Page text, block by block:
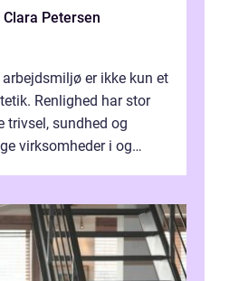
Clara Petersen
er ikke kun et
Renlighed har stor
trivsel, sundhed og
virksomheder i og